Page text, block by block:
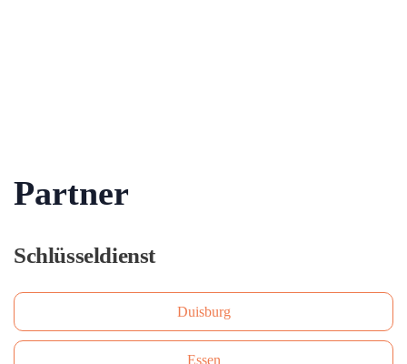
Partner
Schlüsseldienst
Duisburg
Essen